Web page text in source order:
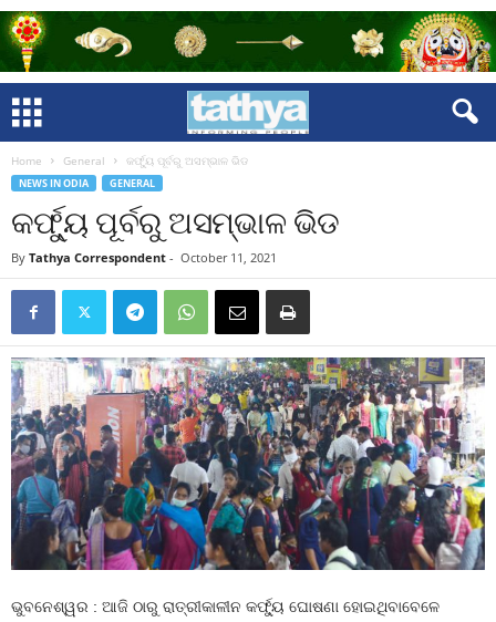
Home General କର୍ଫ୍ୟୁ ପୂର୍ବରୁ ଅସମ୍ଭାଳ ଭିଡ
NEWS IN ODIA GENERAL
କର୍ଫ୍ୟୁ ପୂର୍ବରୁ ଅସମ୍ଭାଳ ଭିଡ
By Tathya Correspondent - October 11, 2021
ଭୁବନେଶ୍ୱର : ଆଜି ଠାରୁ ରାତ୍ରୀକାଳୀନ କର୍ଫ୍ୟୁ ଘୋଷଣା ହୋଇଥିବାବେଳେ